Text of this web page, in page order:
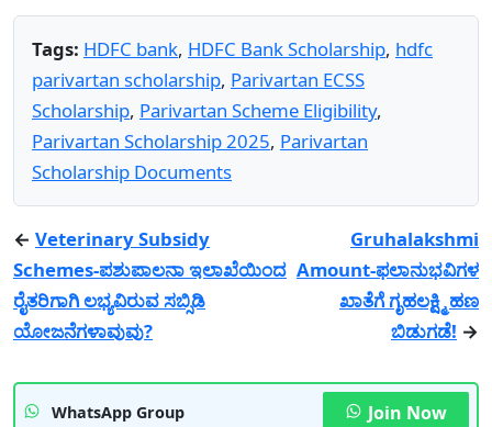
Tags: HDFC bank, HDFC Bank Scholarship, hdfc
parivartan scholarship, Parivartan ECSS
Scholarship, Parivartan Scheme Eligibility,
Parivartan Scholarship 2025, Parivartan
Scholarship Documents
← Veterinary Subsidy
Schemes-ಪಶುಪಾಲನಾ ಇಲಾಖೆಯಿಂದ
ರೈತರಿಗಾಗಿ ಲಭ್ಯವಿರುವ ಸಬ್ಸಿಡಿ
ಯೋಜನೆಗಳಾವುವು?
Gruhalakshmi
Amount-ಫಲಾನುಭವಿಗಳ
ಖಾತೆಗೆ ಗೃಹಲಕ್ಷ್ಮಿ ಹಣ
ಬಿಡುಗಡೆ! →
WhatsApp Group Join Now